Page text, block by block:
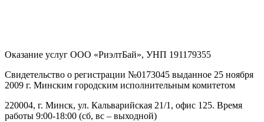
Оказание услуг ООО «РиэлтБай», УНП 191179355
Свидетельство о регистрации №0173045 выданное 25 ноября
2009 г. Минским городским исполнительным комитетом
220004, г. Минск, ул. Кальварийская 21/1, офис 125. Время
работы 9:00-18:00 (сб, вс – выходной)